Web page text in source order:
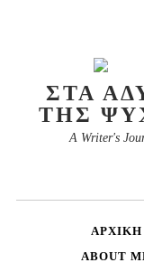
ΣΤΑ
ΤΗΣ
A Writer's
ΑΡΧΙΚΉ
ABOUT